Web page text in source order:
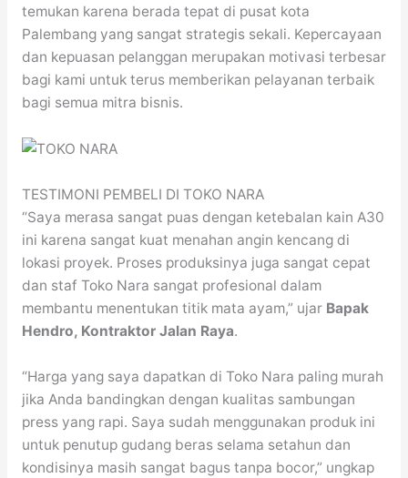
temukan karena berada tepat di pusat kota
Palembang yang sangat strategis sekali. Kepercayaan
dan kepuasan pelanggan merupakan motivasi terbesar
bagi kami untuk terus memberikan pelayanan terbaik
bagi semua mitra bisnis.
TESTIMONI PEMBELI DI TOKO NARA
“Saya merasa sangat puas dengan ketebalan kain A30
ini karena sangat kuat menahan angin kencang di
lokasi proyek. Proses produksinya juga sangat cepat
dan staf Toko Nara sangat profesional dalam
membantu menentukan titik mata ayam,” ujar Bapak
Hendro, Kontraktor Jalan Raya.
“Harga yang saya dapatkan di Toko Nara paling murah
jika Anda bandingkan dengan kualitas sambungan
press yang rapi. Saya sudah menggunakan produk ini
untuk penutup gudang beras selama setahun dan
kondisinya masih sangat bagus tanpa bocor,” ungkap